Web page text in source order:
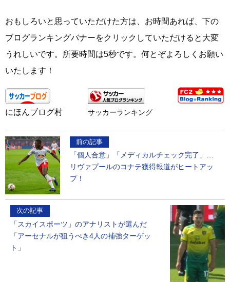
おもしろいと思っていただけた方は、お時間あれば、下の
ブログランキングバナーをクリックしていただけると大変
うれしいです。所要時間は5秒です。何とぞよろしくお願い
いたします！
にほんブログ村 サッカーランキング
前の記事
「個人合意」「メディカルチェック完了」…
リヴァプールのコナテ獲得報道がヒートアッ
プ！
次の記事
「スカイスポーツ」のアナリストが選んだ
「アーセナルが狙うべき4人の補強ターゲッ
ト」